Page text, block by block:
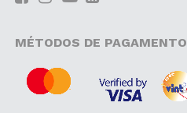
MÉTODOS DE PAGAMENTO